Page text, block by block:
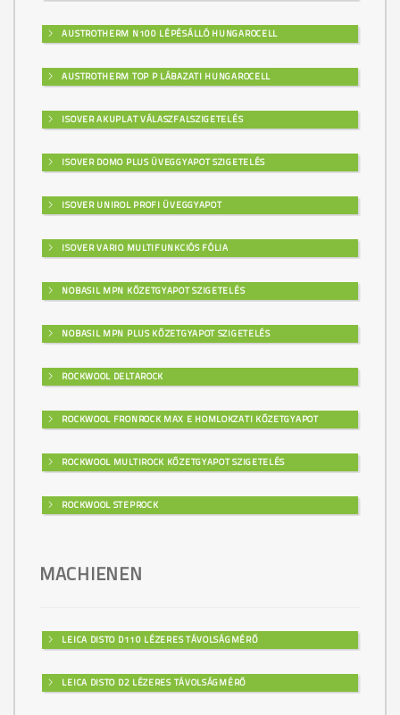
AUSTROTHERM N100 LÉPÉSÁLLÓ HUNGAROCELL
AUSTROTHERM TOP P LÁBAZATI HUNGAROCELL
ISOVER AKUPLAT VÁLASZFALSZIGETELÉS
ISOVER DOMO PLUS ÜVEGGYAPOT SZIGETELÉS
ISOVER UNIROL PROFI ÜVEGGYAPOT
ISOVER VARIO MULTIFUNKCIÓS FÓLIA
NOBASIL MPN KŐZETGYAPOT SZIGETELÉS
NOBASIL MPN PLUS KŐZETGYAPOT SZIGETELÉS
ROCKWOOL DELTAROCK
ROCKWOOL FRONROCK MAX E HOMLOKZATI KŐZETGYAPOT
ROCKWOOL MULTIROCK KŐZETGYAPOT SZIGETELÉS
ROCKWOOL STEPROCK
MACHIENEN
LEICA DISTO D110 LÉZERES TÁVOLSÁGMÉRŐ
LEICA DISTO D2 LÉZERES TÁVOLSÁGMÉRŐ